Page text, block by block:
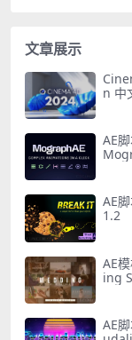
文章展示
n 中
AE
AE
1.2
AE
ing
AE